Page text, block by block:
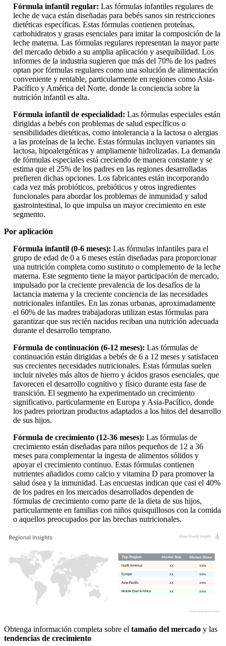
Fórmula infantil regular: Las fórmulas infantiles regulares de
leche de vaca están diseñadas para bebés sanos sin restricciones
dietéticas específicas. Estas fórmulas contienen proteínas,
carbohidratos y grasas esenciales para imitar la composición de la
leche materna. Las fórmulas regulares representan la mayor parte
del mercado debido a su amplia aplicación y asequibilidad. Los
informes de la industria sugieren que más del 70% de los padres
optan por fórmulas regulares como una solución de alimentación
conveniente y rentable, particularmente en regiones como Asia-
Pacífico y América del Norte, donde la conciencia sobre la
nutrición infantil es alta.
Fórmula infantil de especialidad: Las fórmulas especiales están
dirigidas a bebés con problemas de salud específicos o
sensibilidades dietéticas, como intolerancia a la lactosa o alergias
a las proteínas de la leche. Estas fórmulas incluyen variantes sin
lactosa, hipoalergénicas y ampliamente hidrolizadas. La demanda
de fórmulas especiales está creciendo de manera constante y se
estima que el 25% de los padres en las regiones desarrolladas
prefieren dichas opciones. Los fabricantes están incorporando
cada vez más probióticos, prebióticos y otros ingredientes
funcionales para abordar los problemas de inmunidad y salud
gastrointestinal, lo que impulsa un mayor crecimiento en este
segmento.
Por aplicación
Fórmula infantil (0-6 meses): Las fórmulas infantiles para el
grupo de edad de 0 a 6 meses están diseñadas para proporcionar
una nutrición completa como sustituto o complemento de la leche
materna. Este segmento tiene la mayor participación de mercado,
impulsado por la creciente prevalencia de los desafíos de la
lactancia materna y la creciente conciencia de las necesidades
nutricionales infantiles. En las zonas urbanas, aproximadamente
el 60% de las madres trabajadoras utilizan estas fórmulas para
garantizar que sus recién nacidos reciban una nutrición adecuada
durante el desarrollo temprano.
Fórmula de continuación (6-12 meses): Las fórmulas de
continuación están dirigidas a bebés de 6 a 12 meses y satisfacen
sus crecientes necesidades nutricionales. Estas fórmulas suelen
incluir niveles más altos de hierro y ácidos grasos esenciales, que
favorecen el desarrollo cognitivo y físico durante esta fase de
transición. El segmento ha experimentado un crecimiento
significativo, particularmente en Europa y Asia-Pacífico, donde
los padres priorizan productos adaptados a los hitos del desarrollo
de sus hijos.
Fórmula de crecimiento (12-36 meses): Las fórmulas de
crecimiento están diseñadas para niños pequeños de 12 a 36
meses para complementar la ingesta de alimentos sólidos y
apoyar el crecimiento continuo. Estas fórmulas contienen
nutrientes añadidos como calcio y vitamina D para promover la
salud ósea y la inmunidad. Las encuestas indican que casi el 40%
de los padres en los mercados desarrollados dependen de
fórmulas de crecimiento como parte de la dieta de sus hijos,
particularmente en familias con niños quisquillosos con la comida
o aquellos preocupados por las brechas nutricionales.
XX%
XX
XX%
XX
XX%
XX
XX%
XX
Obtenga información completa sobre el tamaño del mercado y las
tendencias de crecimiento